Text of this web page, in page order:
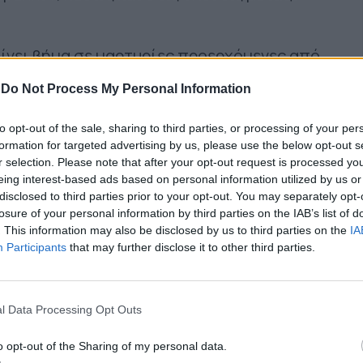
Do Not Process My Personal Information
opt-out of the sale, sharing to third parties, or processing of your
for targeted advertising by us, please use the below opt-out
selection. Please note that after your opt-out request is processed
interest-based ads based on personal information utilized by us
to third parties prior to your opt-out. You may separately
of your personal information by third parties on the IAB’s list of
This information may also be disclosed by us to third parties on the
Participants that may further disclose it to other third parties.
Data Processing Opt Outs
opt-out of the Sharing of my personal data.
βήμα σε μαρτυρίες προερχόμενες από
στην παραδοχή ότι, πέρα από τις
επιμέρους διενέξεις, που
μορφή της διαφορετικότητας που
μας, διακρίνονται επίσης, κοινοί
και για την αναζήτηση συγκλίσεων
αυτών.